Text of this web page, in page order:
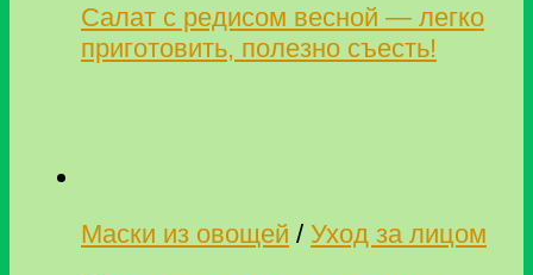
Салат с редисом весной — легко
приготовить, полезно съесть!
Маски из овощей / Уход за лицом